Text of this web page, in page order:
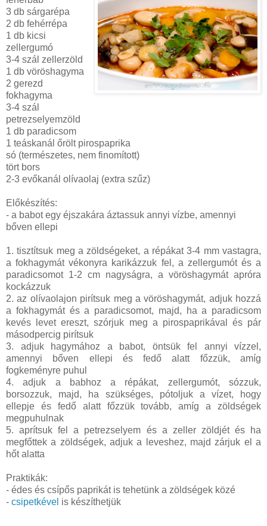
3 db sárgarépa
2 db fehérrépa
1 db kicsi
zellergumó
3-4 szál zellerzöld
1 db vöröshagyma
2 gerezd
fokhagyma
3-4 szál
petrezselyemzöld
1 db paradicsom
1 teáskanál őrölt pirospaprika
só (természetes, nem finomított)
tört bors
2-3 evőkanál olívaolaj (extra szűz)
Előkészítés:
- a babot egy éjszakára áztassuk annyi vízbe, amennyi
bőven ellepi
1. tisztítsuk meg a zöldségeket, a répákat 3-4 mm vastagra,
a fokhagymát vékonyra karikázzuk fel, a zellergumót és a
paradicsomot 1-2 cm nagyságra, a vöröshagymát apróra
kockázzuk
2. az olívaolajon pirítsuk meg a vöröshagymát, adjuk hozzá
a fokhagymát és a paradicsomot, majd, ha a paradicsom
kevés levet ereszt, szórjuk meg a pirospaprikával és pár
másodpercig pirítsuk
3. adjuk hagymához a babot, öntsük fel annyi vízzel,
amennyi bőven ellepi és fedő alatt főzzük, amíg
fogkeményre puhul
4. adjuk a babhoz a répákat, zellergumót, sózzuk,
borsozzuk, majd, ha szükséges, pótoljuk a vízet, hogy
ellepje és fedő alatt főzzük tovább, amíg a zöldségek
megpuhulnak
5. aprítsuk fel a petrezselyem és a zeller zöldjét és ha
megfőttek a zöldségek, adjuk a leveshez, majd zárjuk el a
hőt alatta
Praktikák:
- édes és csípős paprikát is tehetünk a zöldségek közé
- csipetkével is készíthetjük